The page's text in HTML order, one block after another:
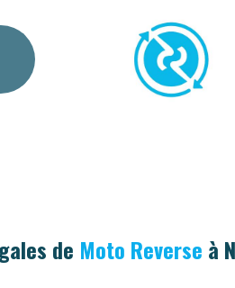
de Moto Reverse à